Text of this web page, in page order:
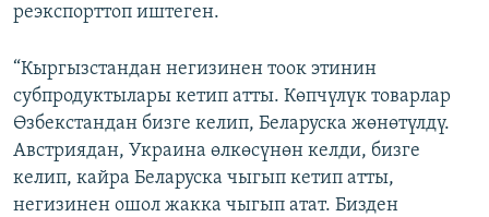
реэкспорттоп иштеген.
“Кыргызстандан негизинен тоок этинин
субпродуктылары кетип атты. Көпчүлүк товарлар
Өзбекстандан бизге келип, Беларуска жөнөтүлдү.
Австриядан, Украина өлкөсүнөн келди, бизге
келип, кайра Беларуска чыгып кетип атты,
негизинен ошол жакка чыгып атат. Бизден